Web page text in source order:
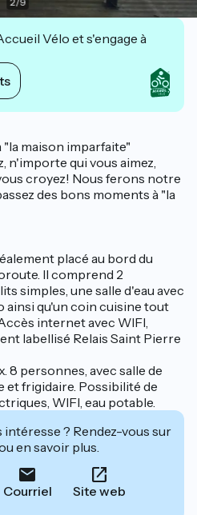
Vélo et s'engage à
"la maison imparfaite"
n'importe qui vous aimez,
croyez! Nous ferons notre
des bons moments à "la
placé au bord du
Il comprend 2
simples, une salle d'eau avec
ainsi qu'un coin cuisine tout
internet avec WIFI,
labellisé Relais Saint Pierre
8 personnes, avec salle de
et frigidaire. Possibilité de
WIFI, eau potable.
intéresse ? Rendez-vous sur
en savoir plus.
Courriel Site web